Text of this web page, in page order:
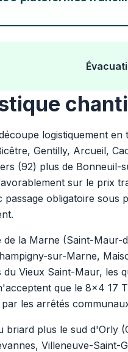
logistiquement
Gentilly, Arcueil,
(92) plus de Bonneuil-
sur le prix
passage obligatoire
de la Marne (Saint-
sur-Marne,
du Vieux Saint-Maur, les
que le 8x4 17
par les arrêtés
briard plus le sud d'Orly
Villeneuve-Saint-